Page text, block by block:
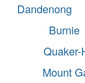
Dandenong
Burnie
Quaker-
Mount